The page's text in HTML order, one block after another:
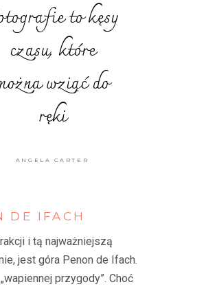
to kęsy
czasu, które
wziąć do
ręki
ANGELA CARTER
DE IFACH
i tą najważniejszą
jest góra Penon de Ifach.
przygody”. Choć